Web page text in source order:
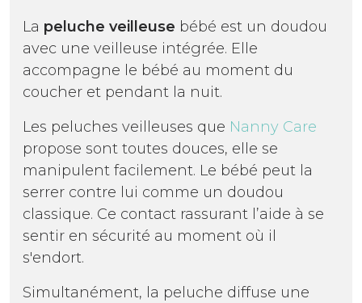
La peluche veilleuse bébé est un doudou
avec une veilleuse intégrée. Elle
accompagne le bébé au moment du
coucher et pendant la nuit.
Les peluches veilleuses que Nanny Care
propose sont toutes douces, elle se
manipulent facilement. Le bébé peut la
serrer contre lui comme un doudou
classique. Ce contact rassurant l’aide à se
sentir en sécurité au moment où il
s'endort.
Simultanément, la peluche diffuse une